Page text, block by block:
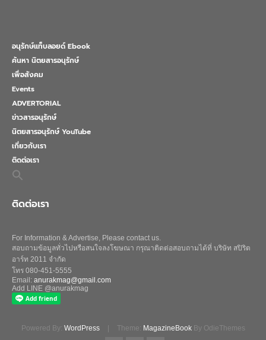
อนุรักษ์แท็บลอยด์ Ebook
ค้นหา นิตยสารอนุรักษ์
เพื่อสังคม
Events
ADVERTORIAL
ข่าวสารอนุรักษ์
นิตยสารอนุรักษ์ YouTube
เกี่ยวกับเรา
ติดต่อเรา
Search
for:
ติดต่อเรา
For Information & Advertise, Please contact us.
สอบถามข้อมูลทั่วไปหรือสนใจลงโฆษณา กรุณาติดต่อสอบถามได้ที่ บริษัท สปิริต
อาร์ท 2011 จำกัด
โทร 080-451-5555
Email: anurakmag@gmail.com
Add LINE @anurakmag
Powered By: WordPress Theme: MagazineBookBy OdieThemes